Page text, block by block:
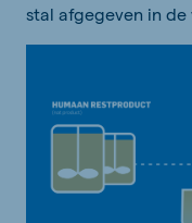
stal afgegeven in